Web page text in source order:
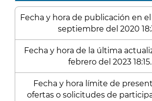
Fecha y hora de publicación en el
septiembre del 2020
Fecha y hora de la última
febrero del 2023 18:15.
Fecha y hora límite de
ofertas o solicitudes de